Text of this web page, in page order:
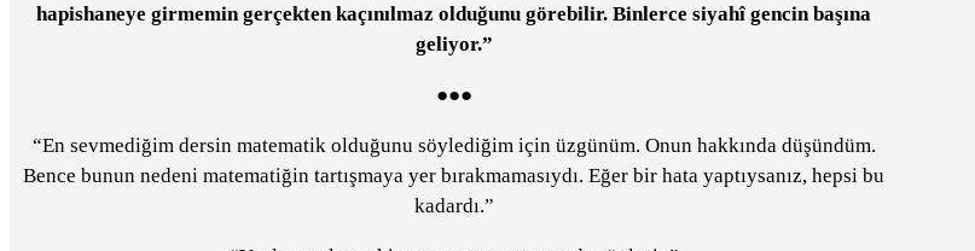
hapishaneye girmemin gerçekten kaçınılmaz olduğunu görebilir. Binlerce siyahî gencin başına
geliyor.”
●●●
“En sevmediğim dersin matematik olduğunu söylediğim için üzgünüm. Onun hakkında düşündüm.
Bence bunun nedeni matematiğin tartışmaya yer bırakmamasıydı. Eğer bir hata yaptıysanız, hepsi bu
kadardı.”